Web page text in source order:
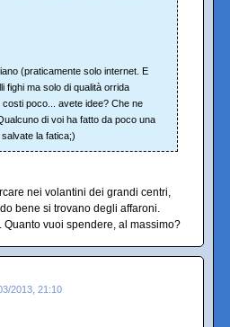
(praticamente solo internet. E
fighi ma solo di qualità orrida
poco... avete idee? Che ne
di voi ha fatto da poco una
la fatica;)
nei volantini dei grandi centri,
bene si trovano degli affaroni.
Quanto vuoi spendere, al massimo?
2013, 21:10